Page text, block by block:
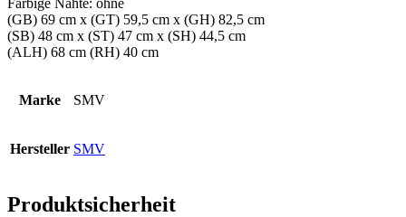
(GB) 69 cm x (GT) 59,5 cm x (GH) 82,5 cm
(SB) 48 cm x (ST) 47 cm x (SH) 44,5 cm
(ALH) 68 cm (RH) 40 cm
Marke SMV
Hersteller SMV
Produktsicherheit